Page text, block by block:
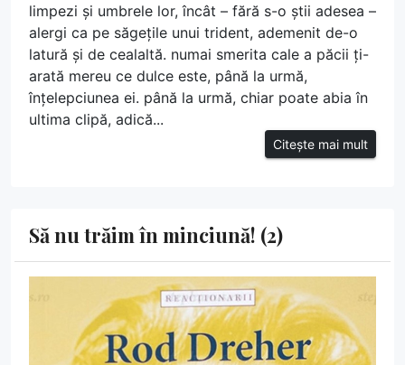
limpezi și umbrele lor, încât – fără s-o știi adesea –
alergi ca pe săgețile unui trident, ademenit de-o
latură și de cealaltă. numai smerita cale a păcii ți-
arată mereu ce dulce este, până la urmă,
înțelepciunea ei. până la urmă, chiar poate abia în
ultima clipă, adică...
Citește mai mult
Să nu trăim în minciună! (2)